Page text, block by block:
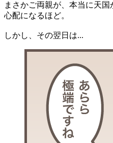
まさかご両親が、本当に天
心配になるほど。
しかし、その翌日は...